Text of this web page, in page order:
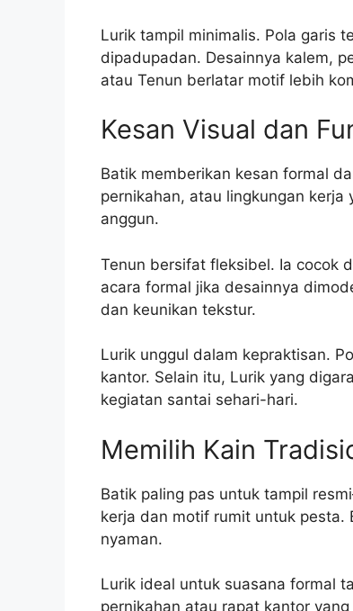
Lurik tampil minimalis. Pola garis
dipadupadan. Desainnya kalem,
atau Tenun berlatar motif lebih
Kesan Visual dan
Batik memberikan kesan formal
pernikahan, atau lingkungan
anggun.
Tenun bersifat fleksibel. Ia cocok
acara formal jika desainnya
dan keunikan tekstur.
Lurik unggul dalam kepraktisan.
kantor. Selain itu, Lurik yang
kegiatan santai sehari-hari.
Memilih Kain
Batik paling pas untuk tampil
kerja dan motif rumit untuk pesta.
nyaman.
Lurik ideal untuk suasana formal
pernikahan atau rapat kantor